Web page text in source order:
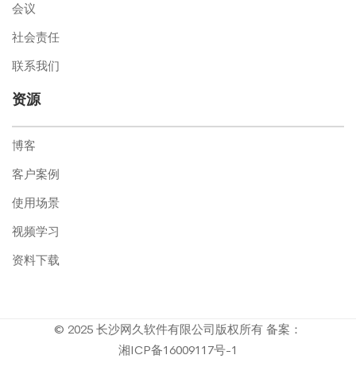
会议
社会责任
联系我们
资源
博客
客户案例
使用场景
视频学习
资料下载
© 2025 长沙网久软件有限公司版权所有 备案：
湘ICP备16009117号-1